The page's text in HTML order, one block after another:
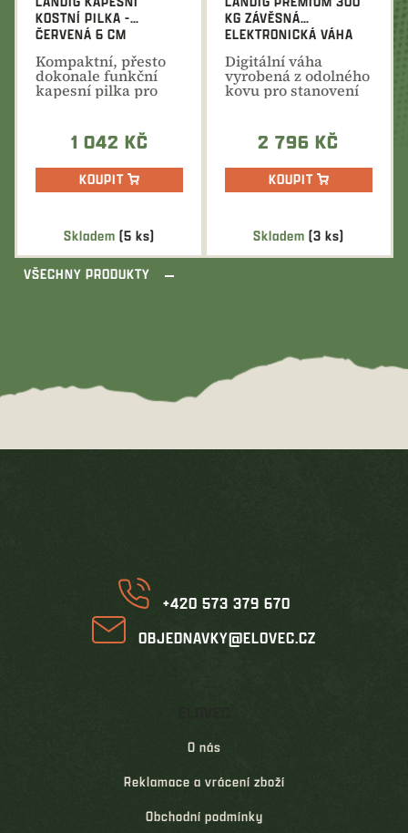
Skladem(5 ks)
KOSTNÍ PILKA -
ČERVENÁ 6 CM
Kompaktní, přesto
dokonale funkční
kapesní pilka pro
přerušení zámku
1 042 KČ
KOUPIT
Skladem (3 ks)
KG ZÁVĚSNÁ
ELEKTRONICKÁ VÁHA
Digitální váha
vyrobená z odolného
kovu pro stanovení
hmotnosti až do 300
2 796 KČ
KOUPIT
VŠECHNY PRODUKTY
+420 573 379 670
OBJEDNAVKY@ELOVEC.CZ
O nás
Reklamace a vrácení zboží
Obchodní podmínky